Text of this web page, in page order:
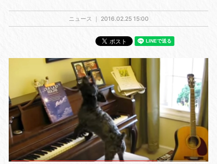
ニュース ｜ 2016.02.25 15:00